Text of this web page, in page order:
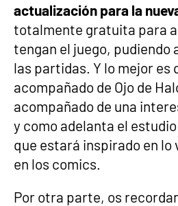
actualización para la
totalmente gratuita para
tengan el juego, pudiendo
las partidas. Y lo mejor es
acompañado de Ojo de
acompañado de una
y como adelanta el
que estará inspirado en lo
en los comics.
Por otra parte, os